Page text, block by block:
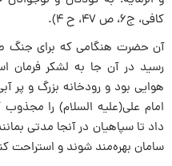
کافی، ج۶، ص ۴۷، ح ۴).
آن حضرت هنگامی که برای جنگ
رسید در آن جا به لشکر
هوایی بود و رودخانه بزرگ و پر
امام علی(علیه السلام) را
داد تا سپاهیان در آنجا مدتی
سامان بهره‌مند شوند و استراحت